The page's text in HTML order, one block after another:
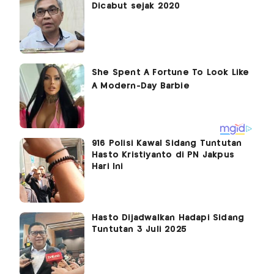
Dicabut sejak 2020
916 Polisi Kawal Sidang Tuntutan
Hasto Kristiyanto di PN Jakpus
Hari Ini
Hasto Dijadwalkan Hadapi Sidang
Tuntutan 3 Juli 2025